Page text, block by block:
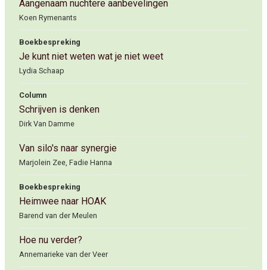
Aangenaam nuchtere aanbevelingen
Koen Rymenants
Boekbespreking
Je kunt niet weten wat je niet weet
Lydia Schaap
Column
Schrijven is denken
Dirk Van Damme
Van silo's naar synergie
Marjolein Zee, Fadie Hanna
Boekbespreking
Heimwee naar HOAK
Barend van der Meulen
Hoe nu verder?
Annemarieke van der Veer